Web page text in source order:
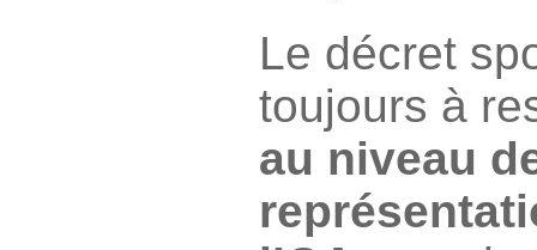
Le décret
toujours à
au niveau